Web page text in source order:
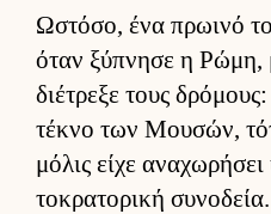
Ωστόσο, ένα πρωινό
όταν ξύπνησε η Ρώμη,
διέτρεξε τους
τέκνο των Μου­σών,
μόλις είχε
τοκρατορική